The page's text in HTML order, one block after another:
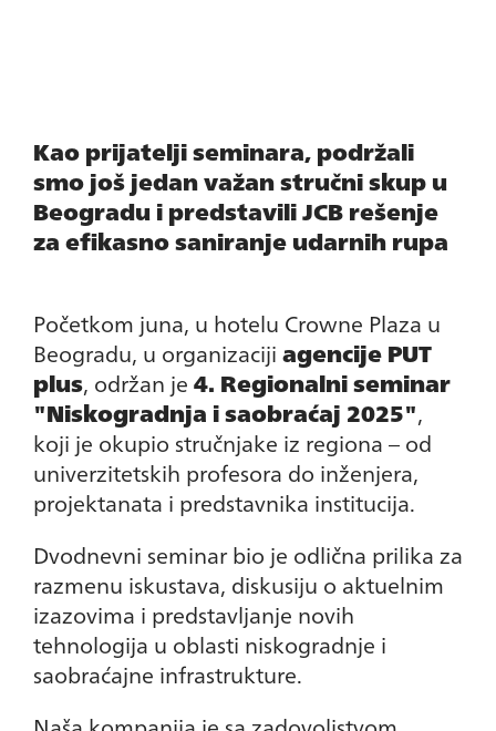
Kao prijatelji seminara, podržali
smo još jedan važan stručni skup u
Beogradu i predstavili JCB rešenje
za efikasno saniranje udarnih rupa
Početkom juna, u hotelu Crowne Plaza u
Beogradu, u organizaciji agencije PUT
plus, održan je 4. Regionalni seminar
"Niskogradnja i saobraćaj 2025",
koji je okupio stručnjake iz regiona – od
univerzitetskih profesora do inženjera,
projektanata i predstavnika institucija.
Dvodnevni seminar bio je odlična prilika za
razmenu iskustava, diskusiju o aktuelnim
izazovima i predstavljanje novih
tehnologija u oblasti niskogradnje i
saobraćajne infrastrukture.